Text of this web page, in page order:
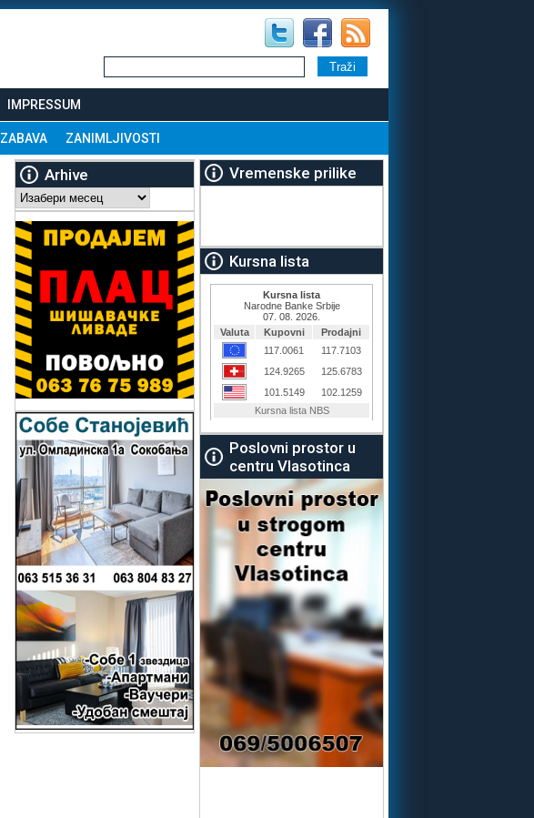
IMPRESSUM
ZABAVA ZANIMLJIVOSTI
Arhive
Arhive
Vremenske prilike
Kursna lista
Poslovni prostor u
centru Vlasotinca